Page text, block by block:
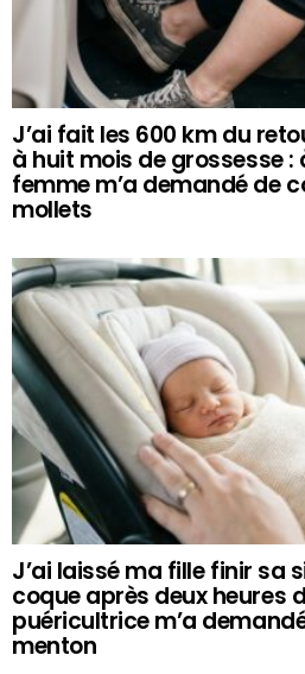
J’ai fait les 600 km du
à huit mois de grossesse :
femme m’a demandé de
mollets
J’ai laissé ma fille finir sa
coque après deux heures
puéricultrice m’a
menton